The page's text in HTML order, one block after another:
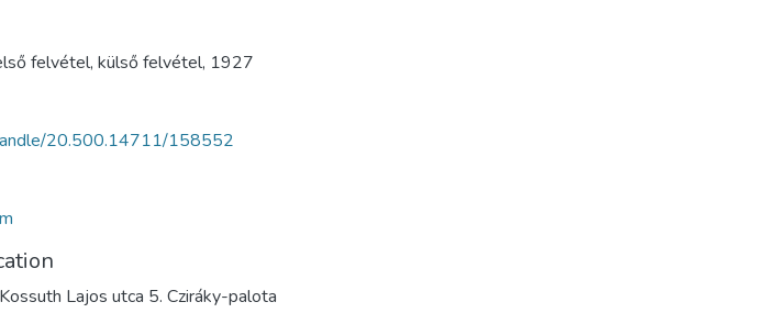
felvétel, külső felvétel, 1927
20.500.14711/158552
Lajos utca 5. Cziráky-palota